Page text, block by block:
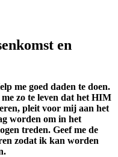
en
me goed daden te doen.
zo te leven dat het HIM
pleit voor mij aan het
worden om in het
treden. Geef me de
zodat ik kan worden